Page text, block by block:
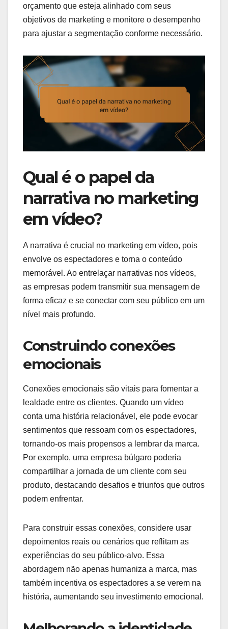
orçamento que esteja alinhado com seus
objetivos de marketing e monitore o desempenho
para ajustar a segmentação conforme necessário.
Qual é o papel da
narrativa no marketing
em vídeo?
A narrativa é crucial no marketing em vídeo, pois
envolve os espectadores e torna o conteúdo
memorável. Ao entrelaçar narrativas nos vídeos,
as empresas podem transmitir sua mensagem de
forma eficaz e se conectar com seu público em um
nível mais profundo.
Construindo conexões
emocionais
Conexões emocionais são vitais para fomentar a
lealdade entre os clientes. Quando um vídeo
conta uma história relacionável, ele pode evocar
sentimentos que ressoam com os espectadores,
tornando-os mais propensos a lembrar da marca.
Por exemplo, uma empresa búlgaro poderia
compartilhar a jornada de um cliente com seu
produto, destacando desafios e triunfos que outros
podem enfrentar.
Para construir essas conexões, considere usar
depoimentos reais ou cenários que reflitam as
experiências do seu público-alvo. Essa
abordagem não apenas humaniza a marca, mas
também incentiva os espectadores a se verem na
história, aumentando seu investimento emocional.